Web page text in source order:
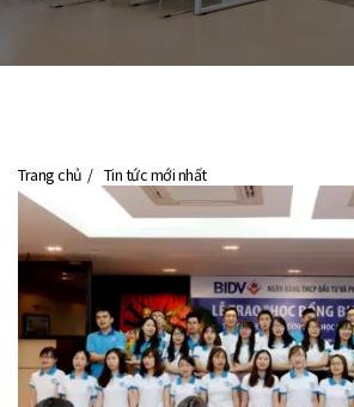
Trang chủ Tin tức mới nhất